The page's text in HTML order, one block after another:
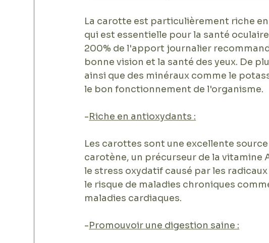
La carotte est particulièrement riche
qui est essentielle pour la santé
200% de l'apport journalier
bonne vision et la santé des yeux. De
ainsi que des minéraux comme le
le bon fonctionnement de l'organisme.
-Riche en antioxydants :
Les carottes sont une excellente
carotène, un précurseur de la vitamine
le stress oxydatif causé par les
le risque de maladies chroniques
maladies cardiaques.
-Promouvoir une digestion saine :